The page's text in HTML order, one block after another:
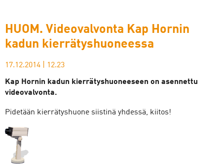
HUOM. Videovalvonta Kap Hornin
kadun kierrätyshuoneessa
17.12.2014 12.23
Kap Hornin kadun kierrätyshuoneeseen on asennettu
videovalvonta.
Pidetään kierrätyshuone siistinä yhdessä, kiitos!